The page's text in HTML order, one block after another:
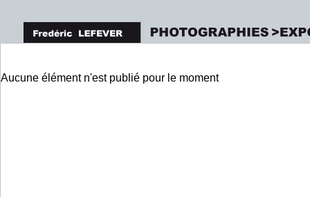
Aucune élément n'est publié pour le moment